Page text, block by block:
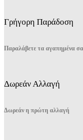
Γρήγορη Παράδοση
Παραλάβετε τα αγαπημένα
Δωρεάν Αλλαγή
Δωρεάν η πρώτη αλλαγή